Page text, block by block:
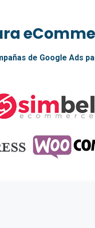
de Google Ads